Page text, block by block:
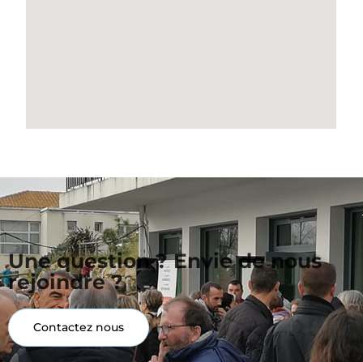
Une question ? Envie de nous
rejoindre ?
Contactez nous